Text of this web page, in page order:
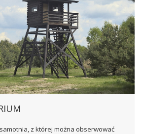
z której można obserwować